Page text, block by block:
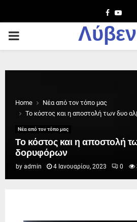
Facebook
PRIMARY
Home
Νέα από τον τόπο μας
Το κόστος και η αποστολή των δυο
Νέα από τον τόπο μας
Το κόστος και η αποστολή
δορυφόρων
by admin 4 Ιανουαρίου, 2023 0